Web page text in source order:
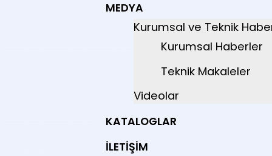
MEDYA
Kurumsal ve Teknik
Kurumsal Haberler
Teknik Makaleler
Videolar
KATALOGLAR
İLETIŞIM